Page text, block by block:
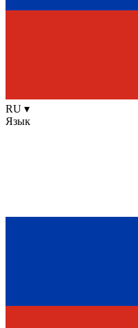
RU ▾
Язык